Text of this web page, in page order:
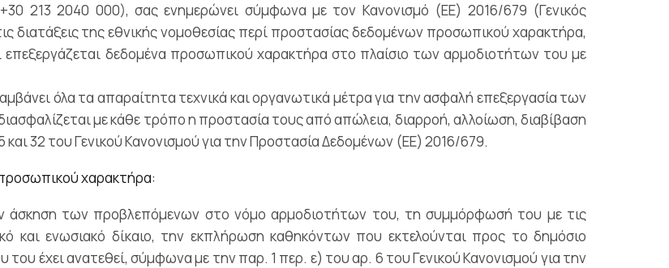
213 2040 000), σας ενημερώνει σύμφωνα με τον Κανονισμό (ΕΕ) 2016/679 (Γενικός
διατάξεις της εθνικής νομοθεσίας περί προστασίας δεδομένων προσωπικού χαρακτήρα,
δεδομένα προσωπικού χαρακτήρα στο πλαίσιο των αρμοδιοτήτων του με
όλα τα απαραίτητα τεχνικά και οργανωτικά μέτρα για την ασφαλή επεξεργασία των
με κάθε τρόπο η προστασία τους από απώλεια, διαρροή, αλλοίωση, διαβίβαση
32 του Γενικού Κανονισμού για την Προστασία Δεδομένων (ΕΕ) 2016/679.
χαρακτήρα:
άσκηση των προβλεπόμενων στο νόμο αρμοδιοτήτων του, τη συμμόρφωσή του με τις
και ενωσιακό δίκαιο, την εκπλήρωση καθηκόντων που εκτελούνται προς το δημόσιο
έχει ανατεθεί, σύμφωνα με την παρ. 1 περ. ε) του αρ. 6 του Γενικού Κανονισμού για την